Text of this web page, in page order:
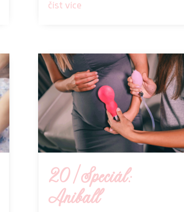
číst více
20 | Speciál:
Aniball